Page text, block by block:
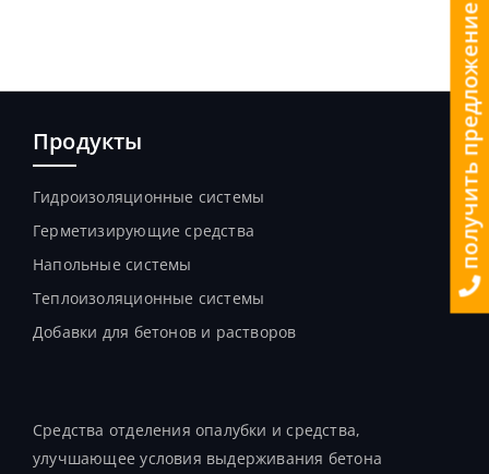
Продукты
Гидроизоляционные системы
Герметизирующие средства
Напольные системы
Теплоизоляционные системы
Добавки для бетонов и растворов
Средства отделения опалубки и средства,
улучшающее условия выдерживания бетона
получить предложение